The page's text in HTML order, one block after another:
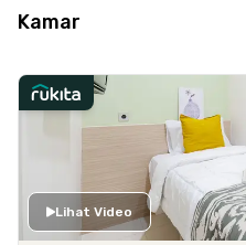
Kamar
Lihat Video